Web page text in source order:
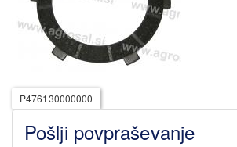
P476130000000
Pošlji povpraševanje